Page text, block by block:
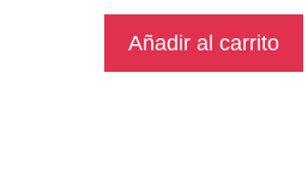
Añadir al carrito